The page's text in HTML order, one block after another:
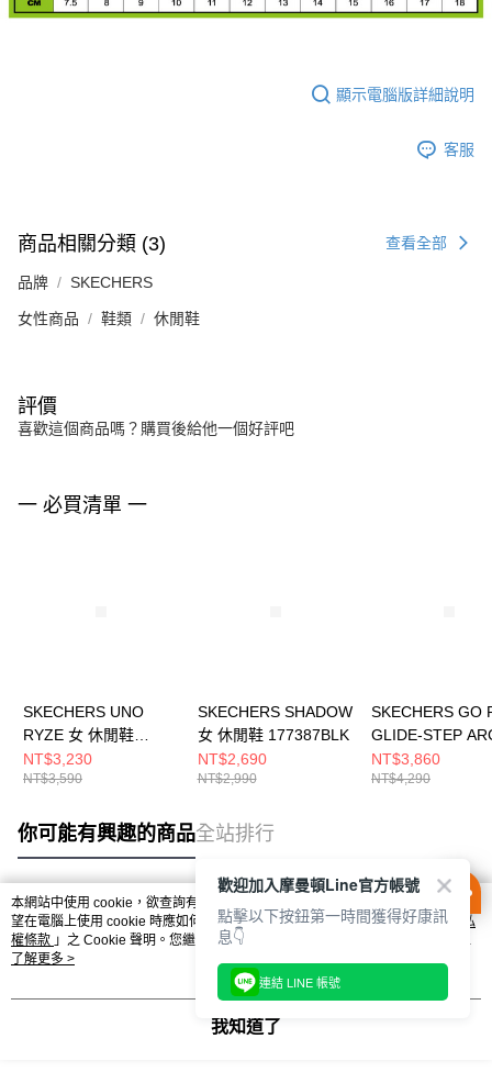
顯示電腦版詳細說明
客服
商品相關分類 (3) 查看全部
品牌 SKECHERS
女性商品 鞋類 休閒鞋
評價
喜歡這個商品嗎？購買後給他一個好評吧
一 必買清單 一
SKECHERS UNO
RYZE 女 休閒鞋
177606LTGY
NT$3,230
NT$3,590
SKECHERS SHADOW
女 休閒鞋 177387BLK
NT$2,690
NT$2,990
SKECHERS GO
GLIDE-STEP
FIT 男 跑步鞋
221120GRY
NT$3,860
NT$4,290
你可能有興趣的商品全站排行
熱門標籤
本網站中使用 cookie，欲查詢有關本網站使用 cookie 方式之詳情，及若您不希
望在電腦上使用 cookie 時應如何變更電腦的 cookie 設定，請參閱本網站「
隱私
權條款 」之 Cookie 聲明。您繼續使用本網站即表示您同意本公司得按本網站使
用條款之 Cookie 聲明使用 cookie。
了解更多 >
我知道了
歡迎加入摩曼頓Line官方帳號
點擊以下按鈕第一時間獲得好康訊
息👇
連結 LINE 帳號